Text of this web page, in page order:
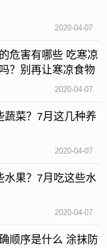
如何注意个
2020-04-07
危害有哪些 吃寒凉
？别再让寒凉食物
2020-04-07
蔬菜？7月这几种养
2020-04-07
水果？7月吃这些水
2020-04-07
顺序是什么 涂抹防